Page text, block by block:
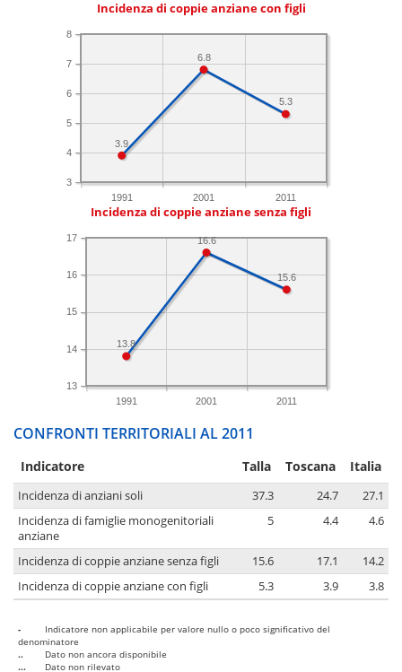
Incidenza di coppie anziane con figli
1991 2001 2011
3
4
5
6
7
8
5.3
6.8
3.9
Incidenza di coppie anziane senza figli
1991 2001 2011
13
14
15
16
17
15.6
16.6
13.8
CONFRONTI TERRITORIALI AL 2011
Indicatore Talla Toscana Italia
Incidenza di anziani soli 37.3 24.7
27.1
Incidenza di famiglie monogenitoriali
anziane
5 4.4 4.6
Incidenza di coppie anziane senza figli 15.6 17.1
14.2
Incidenza di coppie anziane con figli
5.3 3.9 3.8
-
Indicatore non applicabile per valore nullo o poco significativo del
denominatore
..
Dato non ancora disponibile
...
Dato non rilevato